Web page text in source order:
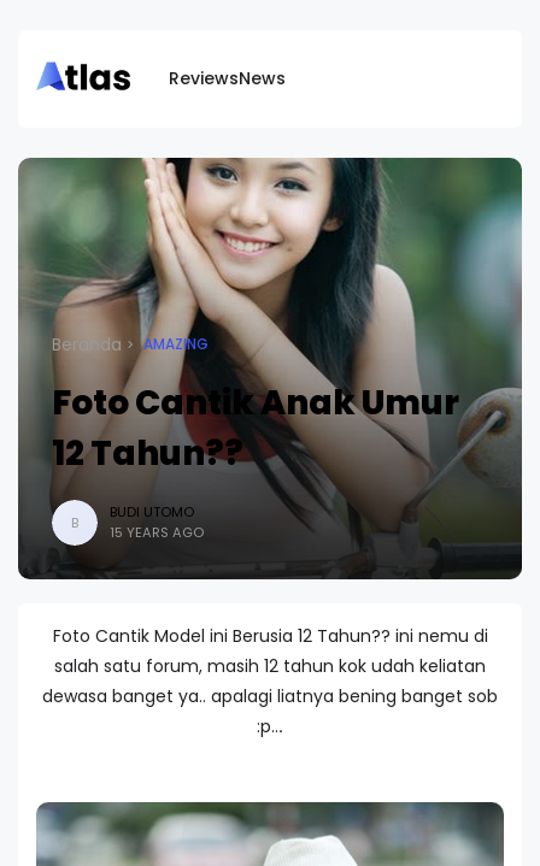
ReviewsNews
Beranda AMAZING
Foto Cantik Anak Umur
12 Tahun??
B
BUDI UTOMO
15 YEARS AGO
Foto Cantik Model ini Berusia 12 Tahun?? ini nemu di
salah satu forum, masih 12 tahun kok udah keliatan
dewasa banget ya.. apalagi liatnya bening banget sob
:p...